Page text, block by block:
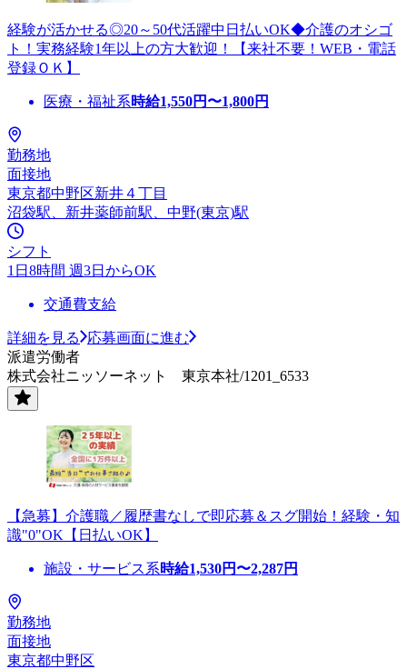
経験が活かせる◎20～50代活躍中日払いOK◆介護のオシゴ
ト！実務経験1年以上の方大歓迎！【来社不要！WEB・電話
登録ＯＫ】
医療・福祉系時給1,550円〜1,800円
勤務地
面接地
東京都中野区新井４丁目
沼袋駅、新井薬師前駅、中野(東京)駅
シフト
1日8時間 週3日からOK
交通費支給
詳細を見る
応募画面に進む
派遣労働者
株式会社ニッソーネット 東京本社/1201_6533
【急募】介護職／履歴書なしで即応募＆スグ開始！経験・知
識"0"OK【日払いOK】
施設・サービス系時給1,530円〜2,287円
勤務地
面接地
東京都中野区